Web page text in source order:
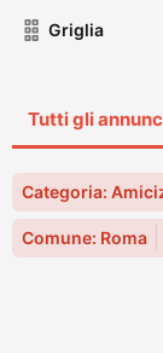
Griglia
Tutti gli
Categoria:
Comune: Roma